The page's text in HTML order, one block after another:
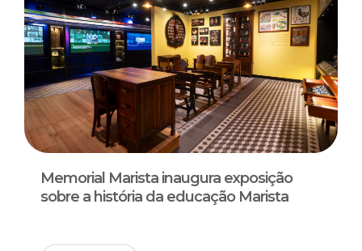
Memorial Marista inaugura exposição
sobre a história da educação Marista